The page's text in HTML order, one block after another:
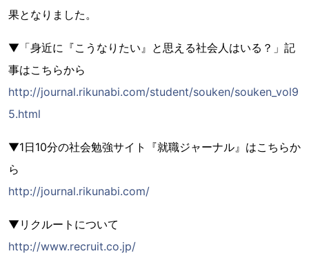
果となりました。
▼「身近に『こうなりたい』と思える社会人はいる？」記
事はこちらから
http://journal.rikunabi.com/student/souken/souken_vol9
5.html
▼1日10分の社会勉強サイト『就職ジャーナル』はこちらか
ら
http://journal.rikunabi.com/
▼リクルートについて
http://www.recruit.co.jp/